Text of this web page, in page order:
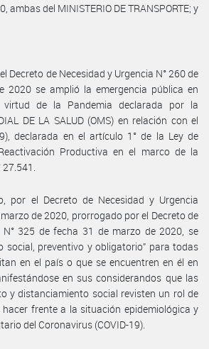
ambas del MINISTERIO DE TRANSPORTE; y
Decreto de Necesidad y Urgencia N° 260 de
2020 se amplió la emergencia pública en
de la Pandemia declarada por la
DE LA SALUD (OMS) en relación con el
declarada en el artículo 1° de la Ley de
Productiva en el marco de la
por el Decreto de Necesidad y Urgencia
de 2020, prorrogado por el Decreto de
N° 325 de fecha 31 de marzo de 2020, se
social, preventivo y obligatorio” para todas
en el país o que se encuentren en él en
en sus considerandos que las
y distanciamiento social revisten un rol de
frente a la situación epidemiológica y
del Coronavirus (COVID-19).